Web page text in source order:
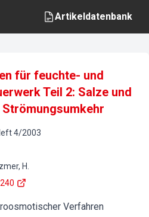
Artikeldatenbank
für feuchte- und
Teil 2: Salze und
4/2003
H.
Verfahren